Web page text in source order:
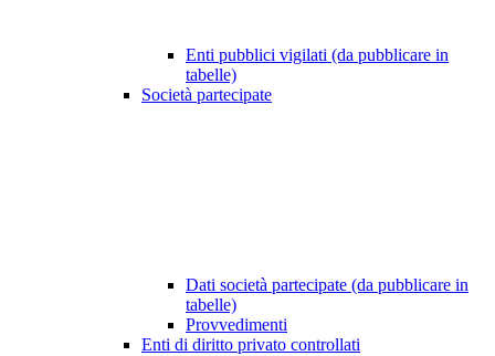
Enti pubblici vigilati (da pubblicare in
tabelle)
Società partecipate
Dati società partecipate (da pubblicare in
tabelle)
Provvedimenti
Enti di diritto privato controllati